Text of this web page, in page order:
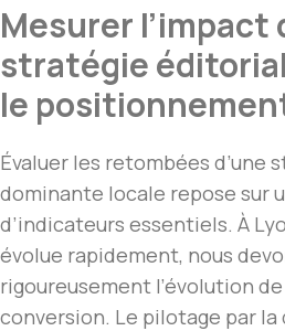
Mesurer l’impact
stratégie
le
Évaluer les retombées d’une
dominante locale repose sur
d’indicateurs essentiels. À
évolue rapidement, nous
rigoureusement l’évolution
conversion. Le pilotage par la